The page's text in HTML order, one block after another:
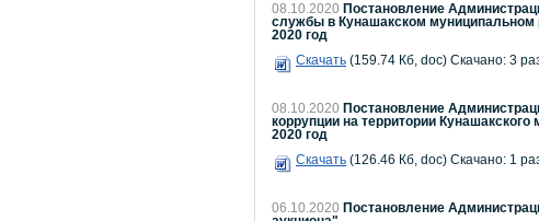
08.10.2020 Постановление
службы в Кунашакском муниципальном
2020 год
Скачать (159.74 Кб, doc) Скачано: 3
08.10.2020 Постановление
коррупции на территории
2020 год
Скачать (126.46 Кб, doc) Скачано: 1
06.10.2020 Постановление